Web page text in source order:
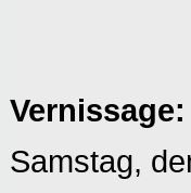
Vernissage:
Samstag,